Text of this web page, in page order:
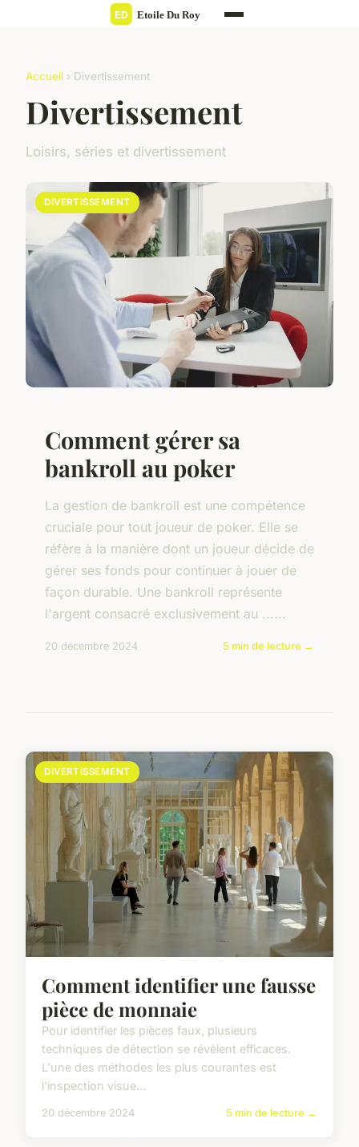
Accueil › Divertissement
Divertissement
Loisirs, séries et divertissement
DIVERTISSEMENT
Comment gérer sa
bankroll au poker
La gestion de bankroll est une compétence
cruciale pour tout joueur de poker. Elle se
réfère à la manière dont un joueur décide de
gérer ses fonds pour continuer à jouer de
façon durable. Une bankroll représente
l'argent consacré exclusivement au ......
20 décembre 2024 5 min de lecture →
DIVERTISSEMENT
Comment identifier une fausse
pièce de monnaie
Pour identifier les pièces faux, plusieurs
techniques de détection se révèlent efficaces.
L'une des méthodes les plus courantes est
l'inspection visue...
20 décembre 2024 5 min de lecture →